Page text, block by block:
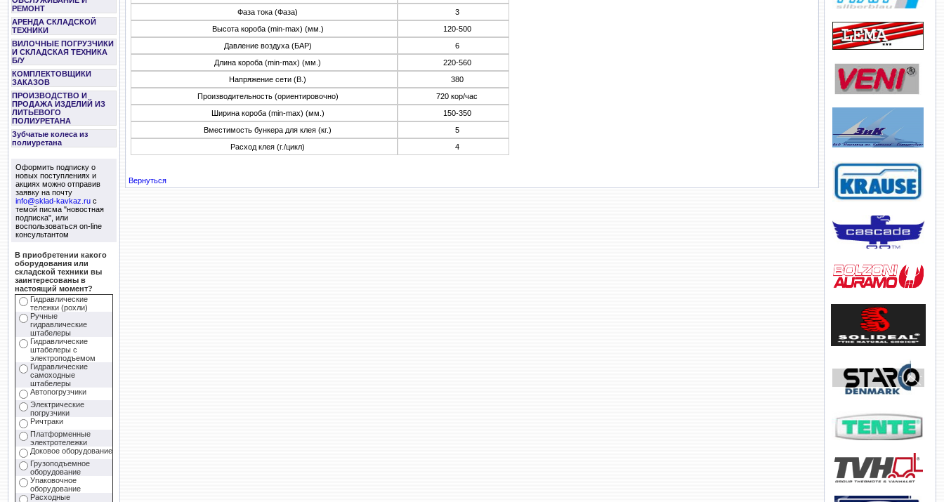
РЕМОНТ
АРЕНДА СКЛАДСКОЙ
ТЕХНИКИ
ВИЛОЧНЫЕ ПОГРУЗЧИКИ
И СКЛАДСКАЯ ТЕХНИКА
Б/У
КОМПЛЕКТОВЩИКИ
ЗАКАЗОВ
ПРОИЗВОДСТВО И
ПРОДАЖА ИЗДЕЛИЙ ИЗ
ЛИТЬЕВОГО
ПОЛИУРЕТАНА
Зубчатые колеса из
полиуретана
Оформить подписку о
новых поступлениях и
акциях можно отправив
заявку на почту
info@sklad-kavkaz.ruс
темой писма "новостная
подписка", или
воспользоваться on-line
консультантом
В приобретении какого
оборудования или
складской техники вы
заинтересованы в
настоящий момент?
Гидравлические
тележки (рохли)
Ручные
гидравлические
штабелеры
Гидравлические
штабелеры с
электроподъемом
Гидравлические
самоходные
штабелеры
Автопогрузчики
Электрические
погрузчики
Ричтраки
Платформенные
электротележки
Доковое оборудование
Грузоподъемное
оборудование
Упаковочное
оборудование
Расходные
Фаза тока (Фаза)
3
Высота короба (min-max) (мм.)
120-500
Давление воздуха (БАР)
6
Длина короба (min-max) (мм.)
220-560
Напряжение сети (В.)
380
Производительность (ориентировочно)
720 кор/час
Ширина короба (min-max) (мм.)
150-350
Вместимость бункера для клея (кг.)
5
Расход клея (г./цикл)
4
Вернуться